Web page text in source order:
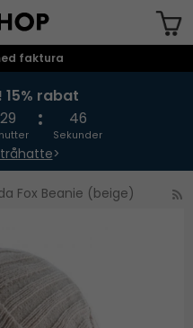
tilføjet til din
faktura
15% rabat
29 46
Sekunder
>
Fox Beanie (beige)